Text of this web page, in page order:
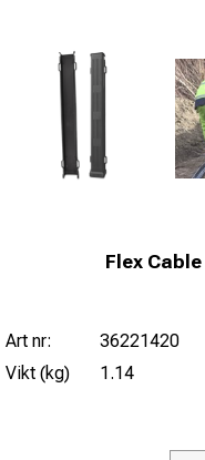
Flex
Art nr:
36221420
Vikt (kg)
1.14